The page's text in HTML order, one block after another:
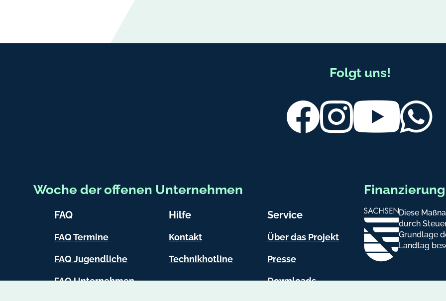
Folgt uns!
FacebookInstagram Youtube
Woche der offenen Unternehmen
FAQ
FAQ Termine
FAQ Jugendliche
FAQ Unternehmen
Hilfe
Kontakt
Technikhotline
Service
Über das Projekt
Presse
Downloads
Finanzierung
Diese
durch
Grundlage
Landtag